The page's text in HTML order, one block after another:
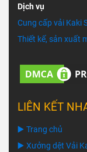
Dịch vụ
Cung cấp vải Kaki
Thiết kế, sản xuất
LIÊN KẾT
▶️ Trang chủ
▶️ Xưởng dệt Vải